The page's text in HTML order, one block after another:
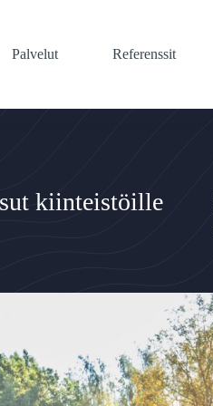
Palvelut
Referenssit
kiinteistöille